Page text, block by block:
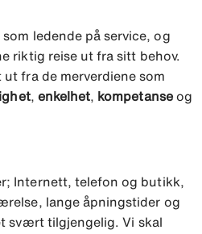
ledende på service, og
riktig reise ut fra sitt behov.
fra de merverdiene som
, enkelhet kompetanse og
Internett, telefon og butikk,
lange åpningstider og
svært tilgjengelig. Vi skal